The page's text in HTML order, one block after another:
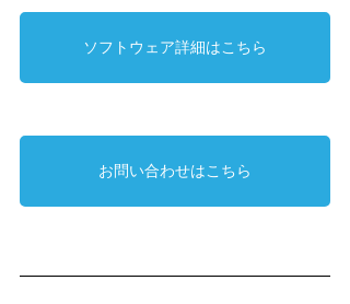
ソフトウェア詳細はこちら
お問い合わせはこちら